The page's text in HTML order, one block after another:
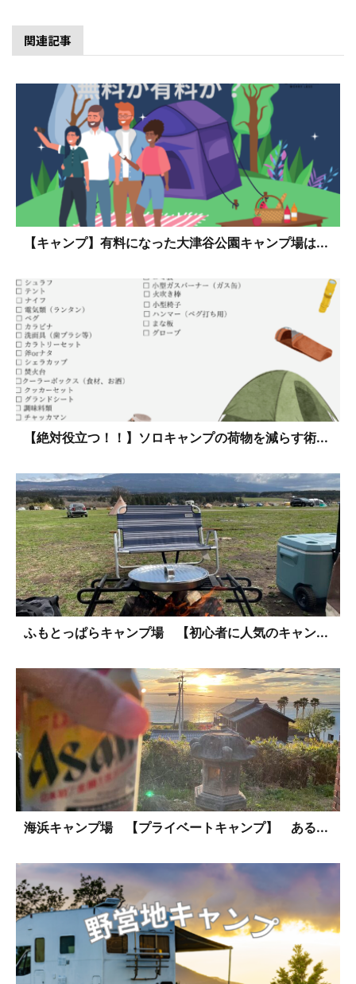
関連記事
【キャンプ】有料になった大津谷公園キャンプ場は...
【絶対役立つ！！】ソロキャンプの荷物を減らす術...
ふもとっぱらキャンプ場 【初心者に人気のキャン...
海浜キャンプ場 【プライベートキャンプ】 ある...